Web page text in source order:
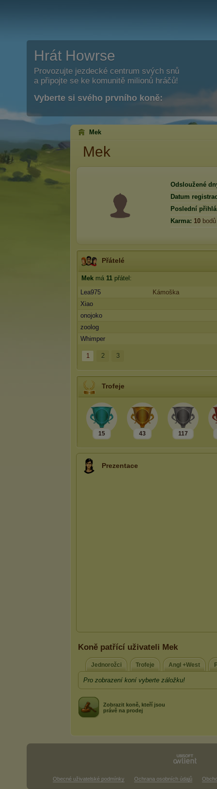
Hrát Howrse
Provozujte jezdecké centrum svých snů
a připojte se ke komunitě milionů hráčů!
Vyberte si svého prvního koně:
Mek
Mek
Odsloužené
Datum
Poslední
Karma: 10 bodů
Přátelé
Mek má 11 přátel:
Lea975
Kámoška
Xiao
onojoko
zoolog
Whimper
1 2 3
Trofeje
15 43 117
Prezentace
Koně patřící uživateli Mek
Jednorožci Trofeje Angl +West
Pro zobrazení koní vyberte záložku!
Zobrazit koně, kteří jsou
právě na prodej
Obecné uživatelské podmínky Ochrana osobních údajů